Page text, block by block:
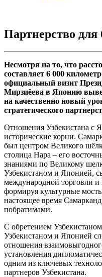
Партнерство
Несмотря на то, что
составляет 6 000
официальный визит
Мирзиёева в Японию
на качественно новый
стратегического
Отношения Узбекистана с
исторические корни.
был центром Великого
столица Нара – его
знаниями по Великому
Узбекистаном и Японией,
международной торговли и
формируя культурные
настоящее время
побратимами.
С обретением
Узбекистаном и Японией
отношения
установления
одним из ключевых
партнеров Узбекистана.